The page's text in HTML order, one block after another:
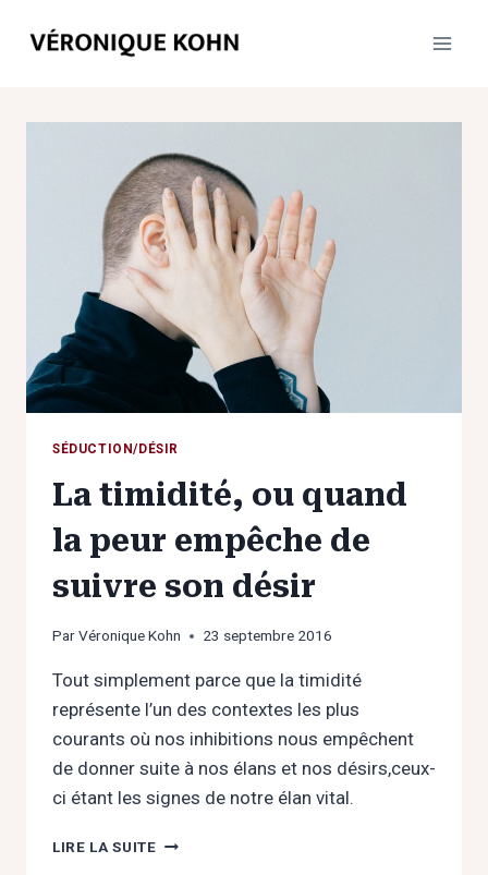
SÉDUCTION/DÉSIR
La timidité, ou quand
la peur empêche de
suivre son désir
ParVéronique Kohn 23 septembre 2016
Tout simplement parce que la timidité
représente l’un des contextes les plus
courants où nos inhibitions nous empêchent
de donner suite à nos élans et nos désirs,ceux-
ci étant les signes de notre élan vital.
LIRE LA SUITELA